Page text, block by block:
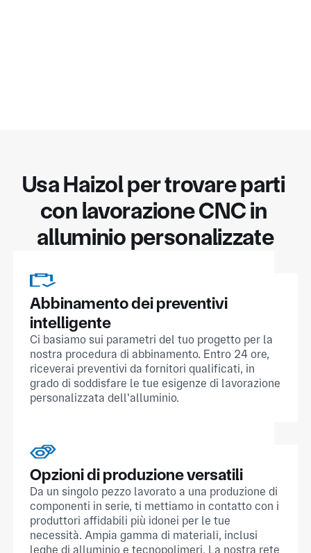
Usa Haizol per trovare parti
con lavorazione CNC in
alluminio personalizzate
Abbinamento dei preventivi
intelligente
Ci basiamo sui parametri del tuo progetto per la
nostra procedura di abbinamento. Entro 24 ore,
riceverai preventivi da fornitori qualificati, in
grado di soddisfare le tue esigenze di lavorazione
personalizzata dell'alluminio.
Opzioni di produzione versatili
Da un singolo pezzo lavorato a una produzione di
componenti in serie, ti mettiamo in contatto con i
produttori affidabili più idonei per le tue
necessità. Ampia gamma di materiali, inclusi
leghe di alluminio e tecnopolimeri. La nostra rete